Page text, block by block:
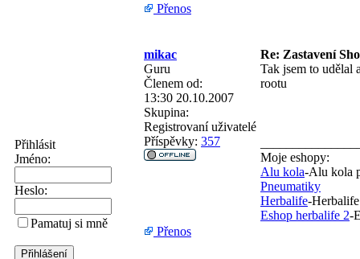
Přihlásit
Jméno:
Heslo:
Pamatuj si mně
Přenos
mikac
Re: Zastavení
Guru
Členem od:
13:30 20.10.2007
Skupina:
Registrovaní uživatelé
Příspěvky: 357
Tak jsem to udělal
rootu
Moje eshopy:
Alu kola-Alu kola
Pneumatiky
Herbalife-
Eshop herbalife 2-
Přenos